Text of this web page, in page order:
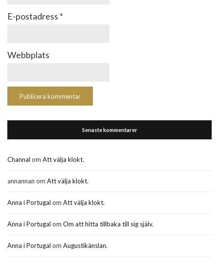
E-postadress *
Webbplats
Senaste kommentarer
Channal om Att välja klokt.
annannan om Att välja klokt.
Anna i Portugal om Att välja klokt.
Anna i Portugal om Om att hitta tillbaka till sig själv.
Anna i Portugal om Augustikänslan.